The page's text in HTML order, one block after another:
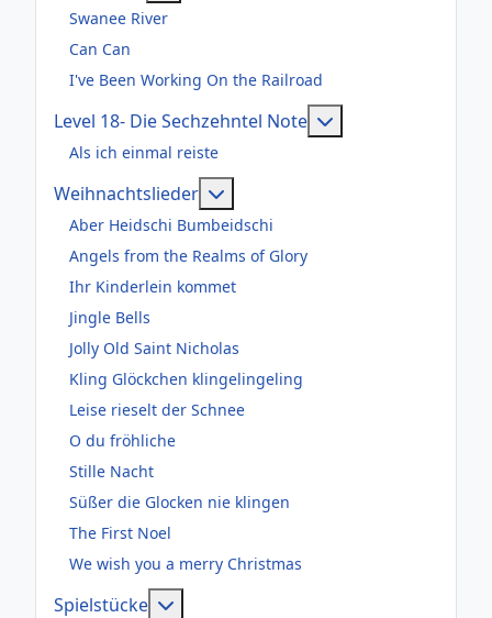
Swanee River
Can Can
I've Been Working On the Railroad
Level 18- Die Sechzehntel Note
Als ich einmal reiste
Weihnachtslieder
Aber Heidschi Bumbeidschi
Angels from the Realms of Glory
Ihr Kinderlein kommet
Jingle Bells
Jolly Old Saint Nicholas
Kling Glöckchen klingelingeling
Leise rieselt der Schnee
O du fröhliche
Stille Nacht
Süßer die Glocken nie klingen
The First Noel
We wish you a merry Christmas
Spielstücke